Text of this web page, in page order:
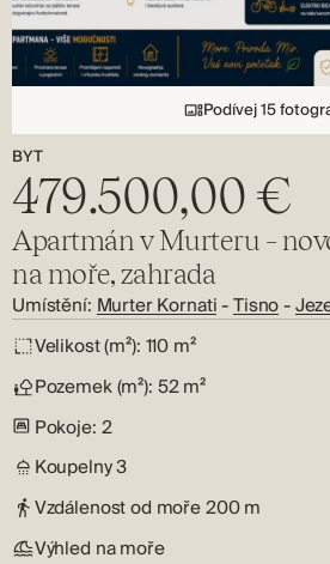
Podívej 15
BYT
479.500,00 €
Apartmán v Murteru –
na moře, zahrada
Umístění: Murter Kornati-Tisno-
Velikost (m²): 110 m²
Pozemek (m²): 52 m²
Pokoje: 2
Koupelny3
Vzdálenost od moře200 m
Výhled na moře